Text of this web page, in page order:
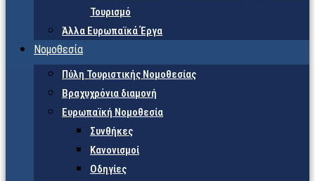
Τουρισμό
Άλλα Ευρωπαϊκά Έργα
Νομοθεσία
Πύλη Τουριστικής Νομοθεσίας
Βραχυχρόνια διαμονή
Ευρωπαϊκή Νομοθεσία
Συνθήκες
Κανονισμοί
Οδηγίες